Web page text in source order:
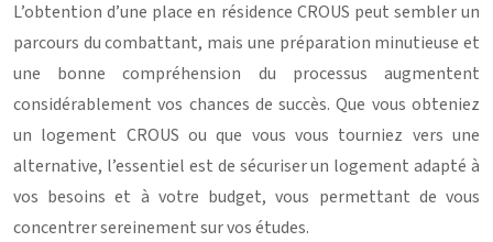
L’obtention d’une place en résidence CROUS peut sembler un
parcours du combattant, mais une préparation minutieuse et
une bonne compréhension du processus augmentent
considérablement vos chances de succès. Que vous obteniez
un logement CROUS ou que vous vous tourniez vers une
alternative, l’essentiel est de sécuriser un logement adapté à
vos besoins et à votre budget, vous permettant de vous
concentrer sereinement sur vos études.